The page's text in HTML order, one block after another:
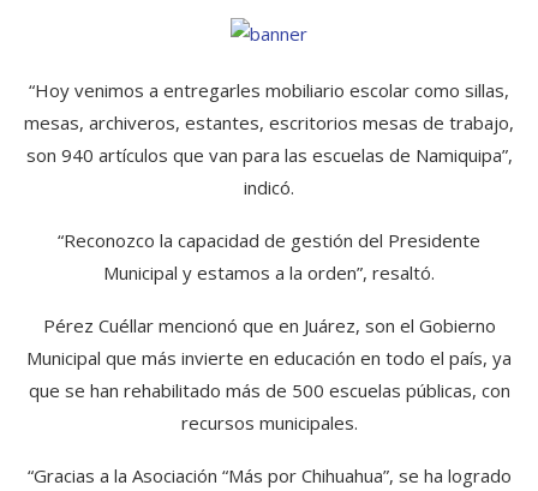
“Hoy venimos a entregarles mobiliario escolar como sillas,
mesas, archiveros, estantes, escritorios mesas de trabajo,
son 940 artículos que van para las escuelas de Namiquipa”,
indicó.
“Reconozco la capacidad de gestión del Presidente
Municipal y estamos a la orden”, resaltó.
Pérez Cuéllar mencionó que en Juárez, son el Gobierno
Municipal que más invierte en educación en todo el país, ya
que se han rehabilitado más de 500 escuelas públicas, con
recursos municipales.
“Gracias a la Asociación “Más por Chihuahua”, se ha logrado